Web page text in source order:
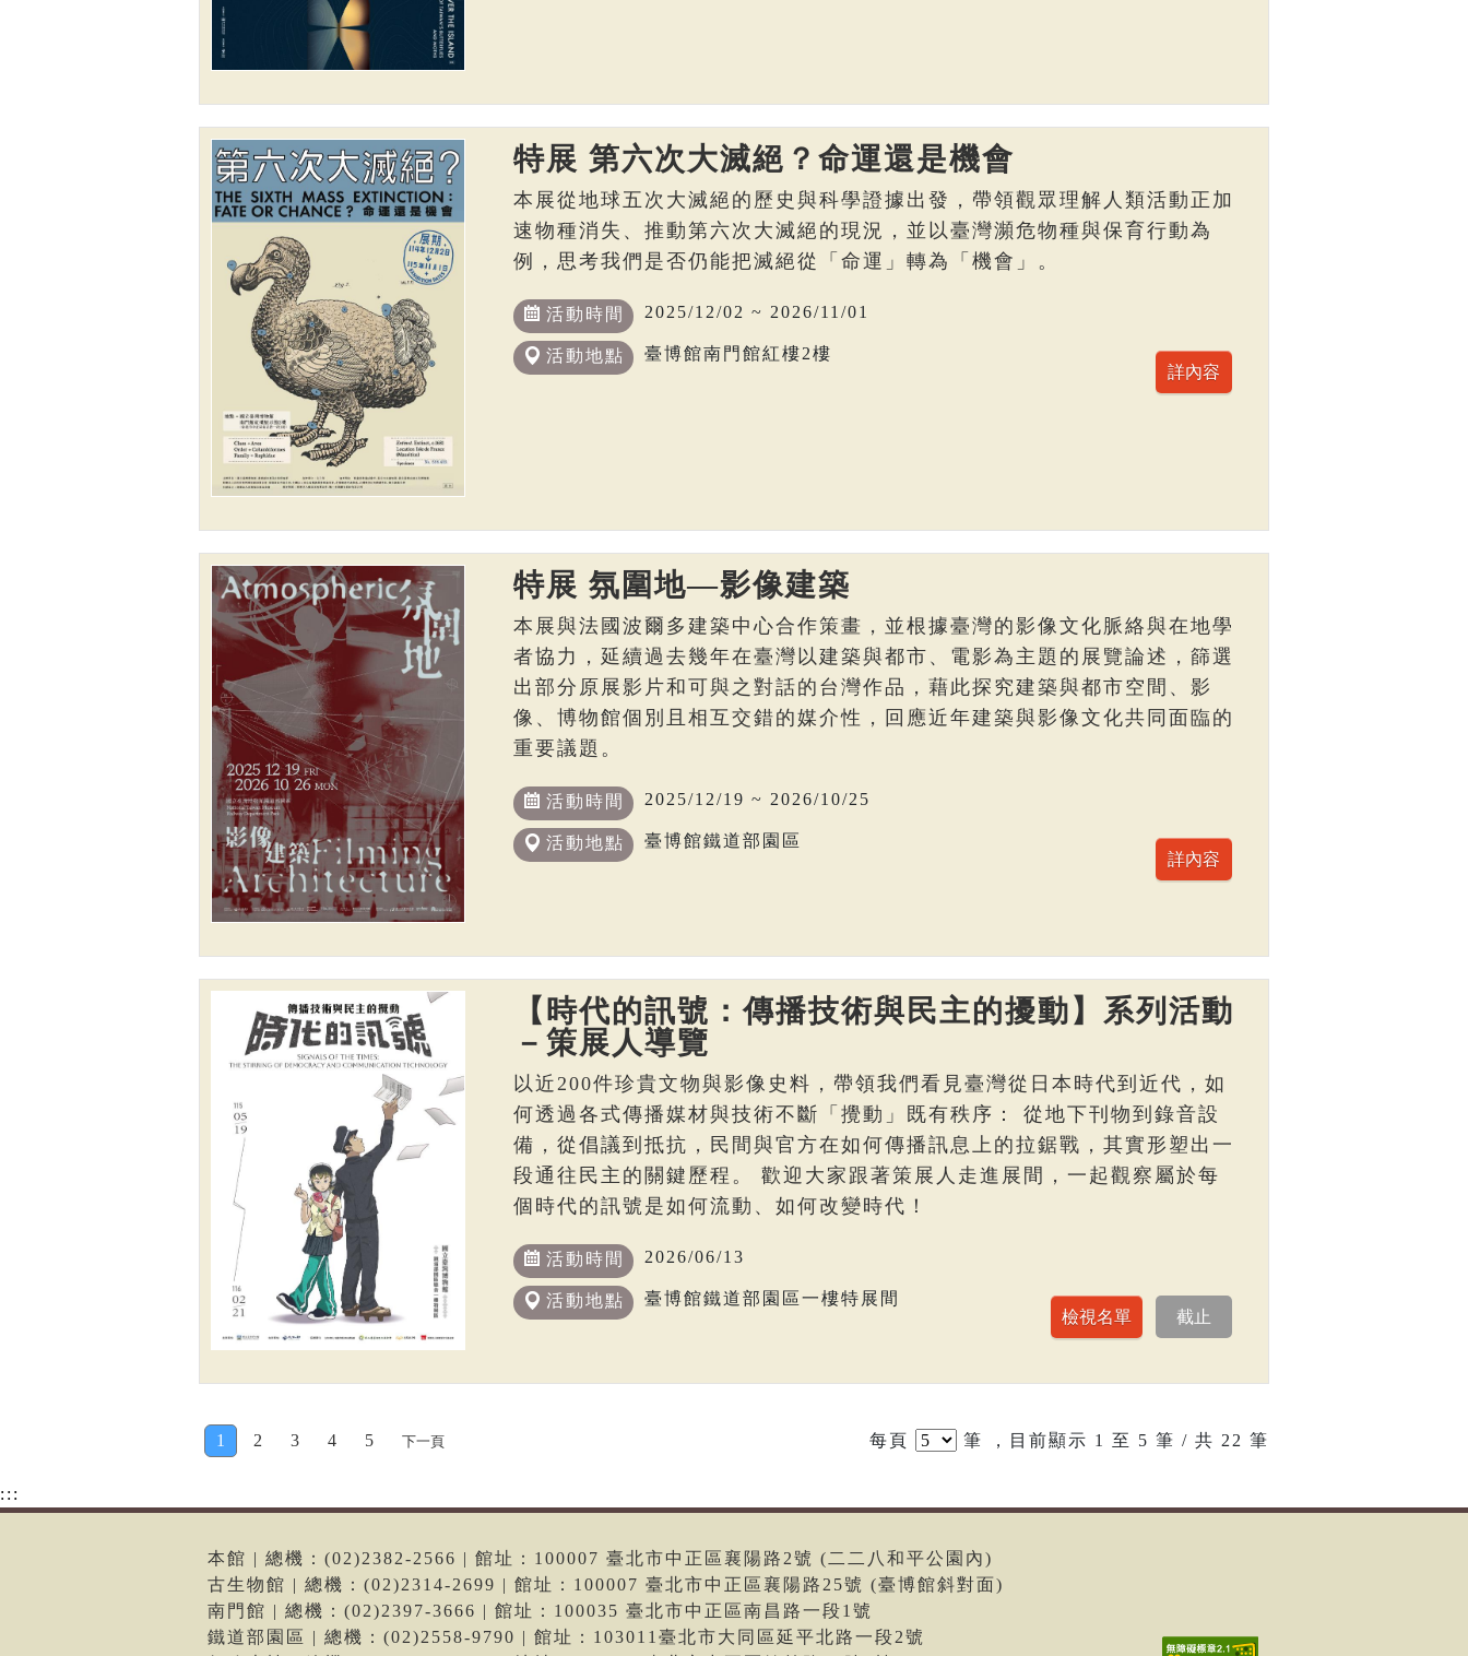
特展 第六次大滅絕？命運還是機會
本展從地球五次大滅絕的歷史與科學證據出發，帶領觀眾理解人類活動正加
速物種消失、推動第六次大滅絕的現況，並以臺灣瀕危物種與保育行動為
例，思考我們是否仍能把滅絕從「命運」轉為「機會」。
活動時間 2025/12/02 ~ 2026/11/01
活動地點 臺博館南門館紅樓2樓
特展 氛圍地—影像建築
本展與法國波爾多建築中心合作策畫，並根據臺灣的影像文化脈絡與在地學
者協力，延續過去幾年在臺灣以建築與都市、電影為主題的展覽論述，篩選
出部分原展影片和可與之對話的台灣作品，藉此探究建築與都市空間、影
像、博物館個別且相互交錯的媒介性，回應近年建築與影像文化共同面臨的
重要議題。
活動時間 2025/12/19 ~ 2026/10/25
活動地點 臺博館鐵道部園區
【時代的訊號：傳播技術與民主的擾動】系列活動
－策展人導覽
以近200件珍貴文物與影像史料，帶領我們看見臺灣從日本時代到近代，如
何透過各式傳播媒材與技術不斷「攪動」既有秩序： 從地下刊物到錄音設
備，從倡議到抵抗，民間與官方在如何傳播訊息上的拉鋸戰，其實形塑出一
段通往民主的關鍵歷程。 歡迎大家跟著策展人走進展間，一起觀察屬於每
個時代的訊號是如何流動、如何改變時代！
活動時間 2026/06/13
活動地點 臺博館鐵道部園區一樓特展間
1 2 3 4 5 下一頁 每頁 筆 ，目前顯示 1 至 5 筆 / 共 22 筆
:::
本館 | 總機：(02)2382-2566 | 館址：100007 臺北市中正區襄陽路2號 (二二八和平公園內)
古生物館 | 總機：(02)2314-2699 | 館址：100007 臺北市中正區襄陽路25號 (臺博館斜對面)
南門館 | 總機：(02)2397-3666 | 館址：100035 臺北市中正區南昌路一段1號
鐵道部園區 | 總機：(02)2558-9790 | 館址：103011臺北市大同區延平北路一段2號